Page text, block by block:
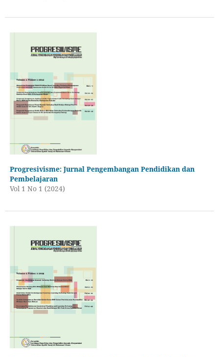
Progresivisme: Jurnal Pengembangan Pendidikan dan
Pembelajaran
Vol 1 No 1 (2024)